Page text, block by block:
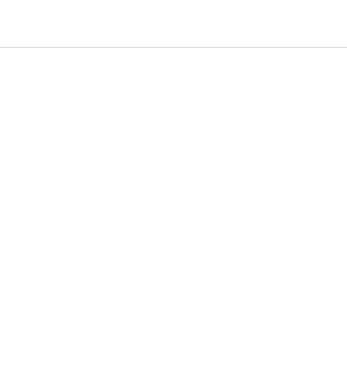
ролей, тоді як чоловіків частіше
патерни відображають і посилюють
впливаючи на те, як
можливості для більш
до медіаконтенту.